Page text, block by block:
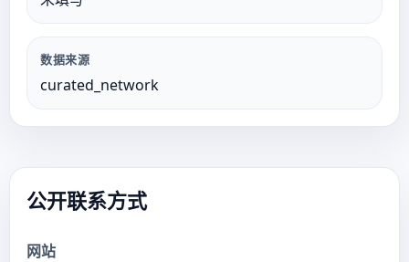
数据来源
curated_network
公开联系方式
网站